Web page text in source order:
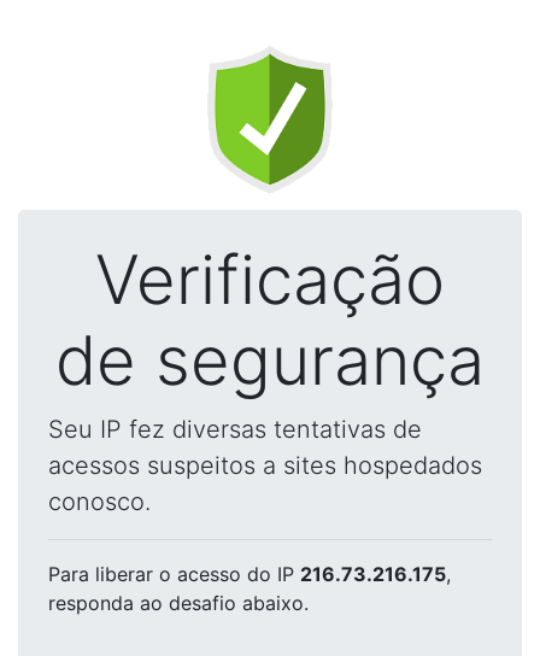
Verificação
de segurança
Seu IP fez diversas tentativas de
acessos suspeitos a sites hospedados
conosco.
Para liberar o acesso do IP 216.73.216.175,
responda ao desafio abaixo.